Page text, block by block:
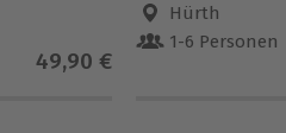
49,90 €
Hürth
1-6 Personen